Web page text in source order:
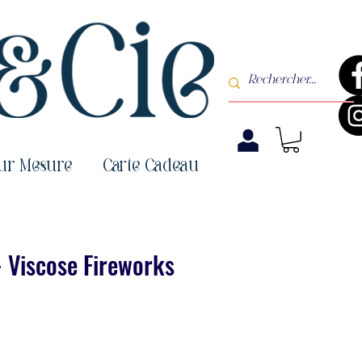
Mesure Carte Cadeau
Fireworks